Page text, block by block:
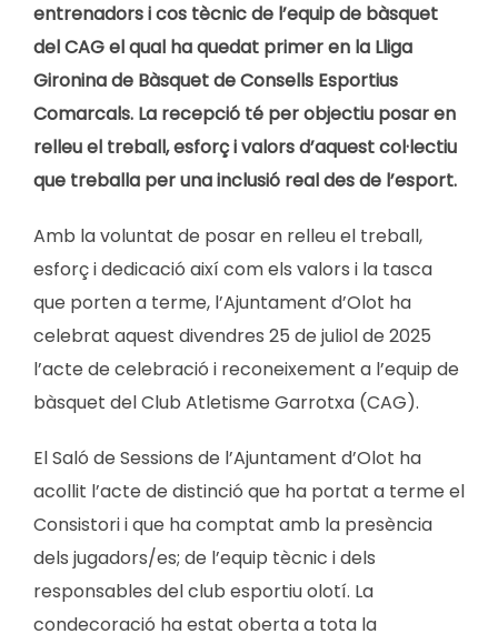
entrenadors i cos tècnic de l’equip de bàsquet
del CAG el qual ha quedat primer en la Lliga
Gironina de Bàsquet de Consells Esportius
Comarcals. La recepció té per objectiu posar en
relleu el treball, esforç i valors d’aquest col·lectiu
que treballa per una inclusió real des de l’esport.
Amb la voluntat de posar en relleu el treball,
esforç i dedicació així com els valors i la tasca
que porten a terme, l’Ajuntament d’Olot ha
celebrat aquest divendres 25 de juliol de 2025
l’acte de celebració i reconeixement a l’equip de
bàsquet del Club Atletisme Garrotxa (CAG).
El Saló de Sessions de l’Ajuntament d’Olot ha
acollit l’acte de distinció que ha portat a terme el
Consistori i que ha comptat amb la presència
dels jugadors/es; de l’equip tècnic i dels
responsables del club esportiu olotí. La
condecoració ha estat oberta a tota la